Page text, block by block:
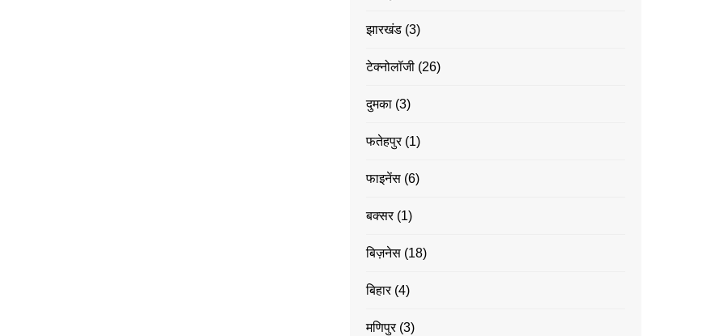
झारखंड (3)
टेक्नोलॉजी (26)
दुमका (3)
फतेहपुर(1)
फाइनेंस (6)
बक्सर(1)
बिज़नेस (18)
बिहार(4)
मणिपुर(3)